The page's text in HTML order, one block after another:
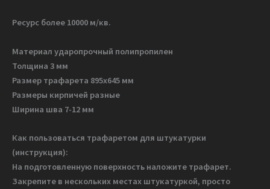
Ресурс более 10000 м/кв.
Материал ударопрочный полипропилен
Толщина 3 мм
Размер трафарета 895х645 мм
Размеры кирпичей разные
Ширина шва 7-12 мм
Как пользоваться трафаретом для штукатурки
(инструкция):
На подготовленную поверхность наложите трафарет.
Закрепите в нескольких местах штукатуркой, просто